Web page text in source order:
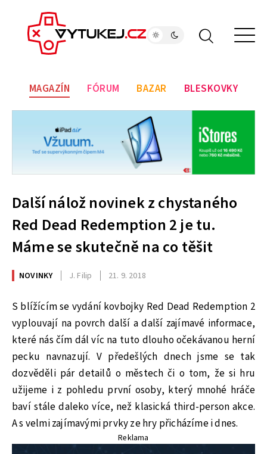
MAGAZÍN FÓRUM BAZAR BLESKOVKY
Další nálož novinek z chystaného
Red Dead Redemption 2 je tu.
Máme se skutečně na co těšit
NOVINKY J. Filip 21. 9. 2018
S blížícím se vydání kovbojky Red Dead Redemption 2
vyplouvají na povrch další a další zajímavé informace,
které nás čím dál víc na tuto dlouho očekávanou herní
pecku navnazují. V předešlých dnech jsme se tak
dozvěděli pár detailů o městech či o tom, že si hru
užijeme i z pohledu první osoby, který mnohé hráče
baví stále daleko více, než klasická third-person akce.
A s velmi zajímavými prvky ze hry přicházíme i dnes.
Reklama